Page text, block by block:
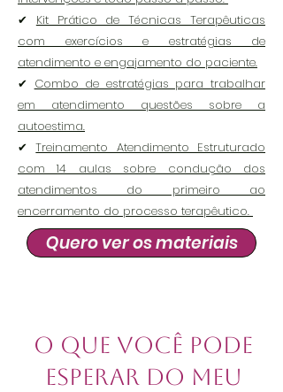
✔ Kit Prático de Técnicas Terapêuticas
com exercícios e estratégias de
atendimento e engajamento do paciente.
✔ Combo de estratégias para trabalhar
em atendimento questões sobre a
autoestima.
✔Treinamento Atendimento Estruturado
com 14 aulas sobre condução dos
atendimentos do primeiro ao
encerramento do processo terapêutico.
Quero ver os materiais
O que você pode
esperar do meu